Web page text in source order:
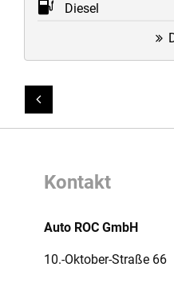
Diesel
Kontakt
Auto ROC GmbH
10.-Oktober-Straße 66